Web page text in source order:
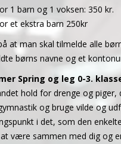
1 barn og 1 voksen: 350 kr.
et ekstra barn 250kr
at man skal tilmelde alle
børns navne og et
Spring og leg 0-3.
hold for drenge og piger,
og bruge vilde og
i det, som den
være sammen med dig og